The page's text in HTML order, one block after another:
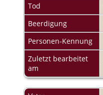
Tod
Beerdigung
Personen-Kennung
Zuletzt bearbeitet
am